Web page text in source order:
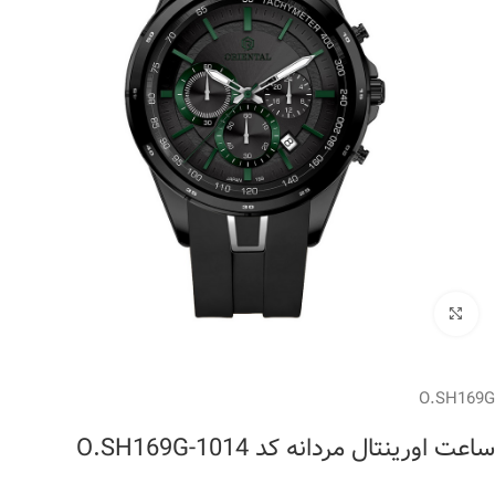
برای بزرگنمایی کلیک کنید
O.SH169G
ساعت اورینتال مردانه کد O.SH169G-1014